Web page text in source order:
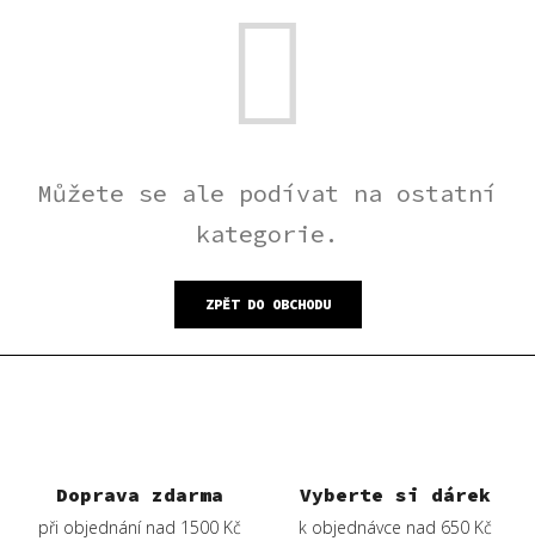
Můžete se ale podívat na ostatní
kategorie.
ZPĚT DO OBCHODU
Doprava zdarma
při objednání nad 1500 Kč
Vyberte si dárek
k objednávce nad 650 Kč